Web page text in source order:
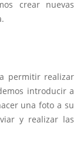
crear nuevas
permitir realizar
introducir a
una foto a su
y realizar las